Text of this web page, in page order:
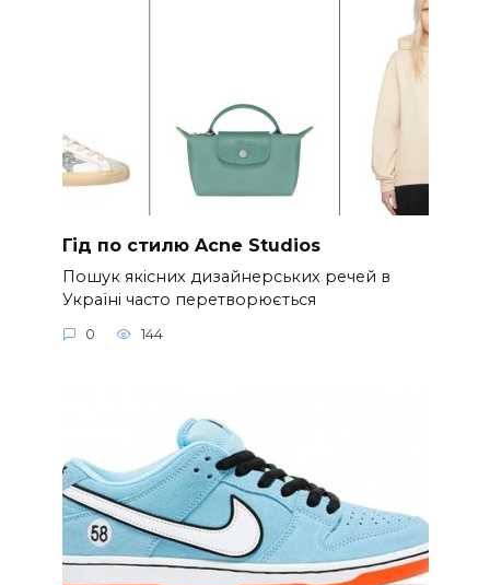
Гід по стилю Acne Studios
Пошук якісних дизайнерських речей в
Україні часто перетворюється
0 144